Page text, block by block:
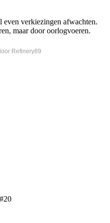
verkiezingen afwachten.
maar door oorlogvoeren.
Refinery89
#20